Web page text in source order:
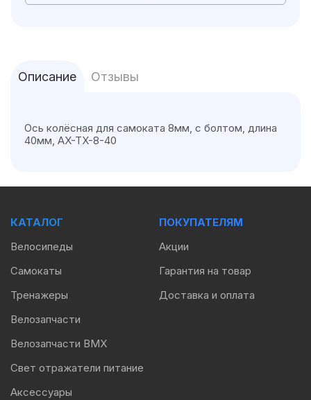
Описание Отзывы
Ось колёсная для самоката 8мм, с болтом, длина
40мм, AX-TX-8-40
КАТАЛОГ
Велосипеды
Самокаты
Тренажеры
Велозапчасти
Велозапчасти BMX
Свет отражатели питание
Аксессуары
ПОКУПАТЕЛЯМ
Акции
Гарантия на товар
Доставка и оплата